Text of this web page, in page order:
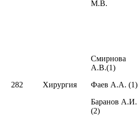
М.В.
282 Хирургия
Смирнова
А.В.(1)
Фаев А.А. (1)
Баранов А.И.
(2)